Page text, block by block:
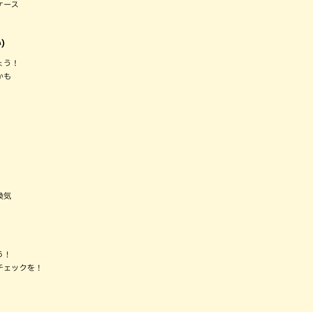
ース
)
！
も
気
ックを！